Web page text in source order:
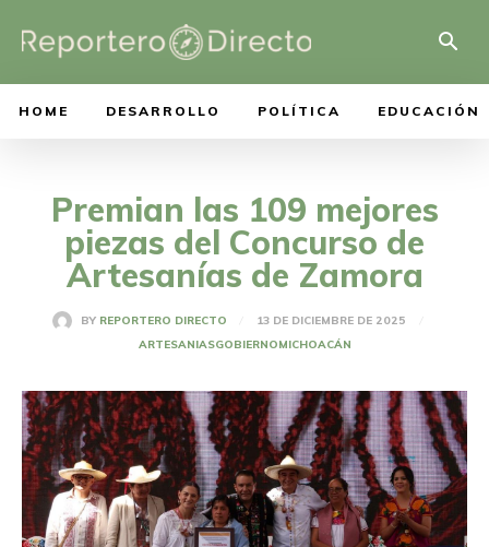
HOME DESARROLLO POLÍTICA EDUCACIÓN
Premian las 109 mejores
piezas del Concurso de
Artesanías de Zamora
BY REPORTERO DIRECTO
13 DE DICIEMBRE DE 2025
ARTESANIASGOBIERNOMICHOACÁN